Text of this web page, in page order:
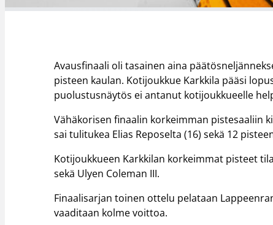
Avausfinaali oli tasainen aina
pisteen kaulan. Kotijoukkue Karkkila pääsi
puolustusnäytös ei antanut kotijoukkueelle
Vähäkorisen finaalin korkeimman pistesaaliin
sai tulitukea Elias Reposelta (16) sekä 12
Kotijoukkueen Karkkilan korkeimmat pisteet
sekä Ulyen Coleman III.
Finaalisarjan toinen ottelu pelataan
vaaditaan kolme voittoa.